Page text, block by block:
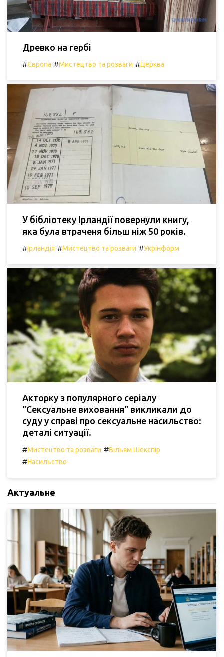
Древко на гербі
#Європа #Мистецтво та розваги #Церква
У бібліотеку Ірландії повернули книгу,
яка була втраченя більш ніж 50 років.
#Ірландія #Мистецтво та розваги #Укрінформ
Акторку з популярного серіалу
"Сексуальне виховання" викликали до
суду у справі про сексуальне насильство:
деталі ситуації.
#Мистецтво та розваги #Вільям Шекспір
#Насильство
Актуальне